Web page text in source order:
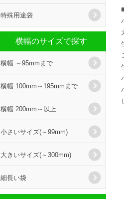
特殊用途袋
横幅のサイズで探す
横幅 ～95mmまで
横幅 100mm～195mmまで
横幅 200mm～以上
小さいサイズ(～99mm)
大きいサイズ(～300mm)
細長い袋